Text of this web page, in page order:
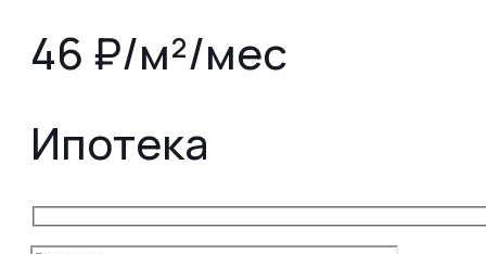
46 ₽/м²/мес
Ипотека